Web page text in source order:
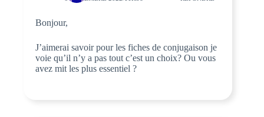
Bonjour,
J’aimerai savoir pour les fiches de conjugaison je
voie qu’il n’y a pas tout c’est un choix? Ou vous
avez mit les plus essentiel ?